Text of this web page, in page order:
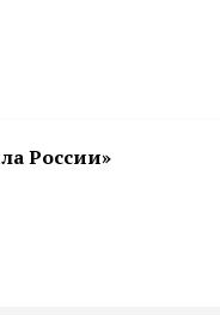
России»